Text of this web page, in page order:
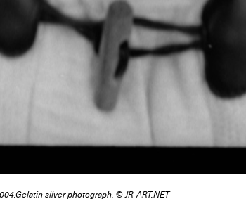
silver photograph. © JR-ART.NET